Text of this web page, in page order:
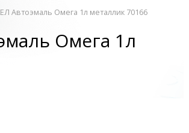
Автоэмаль Омега 1л металлик 70166
Омега 1л